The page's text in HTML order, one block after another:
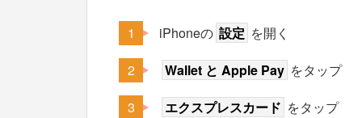
iPhoneの 設定 を開く
Wallet と Apple Pay をタップ
エクスプレスカード をタップ